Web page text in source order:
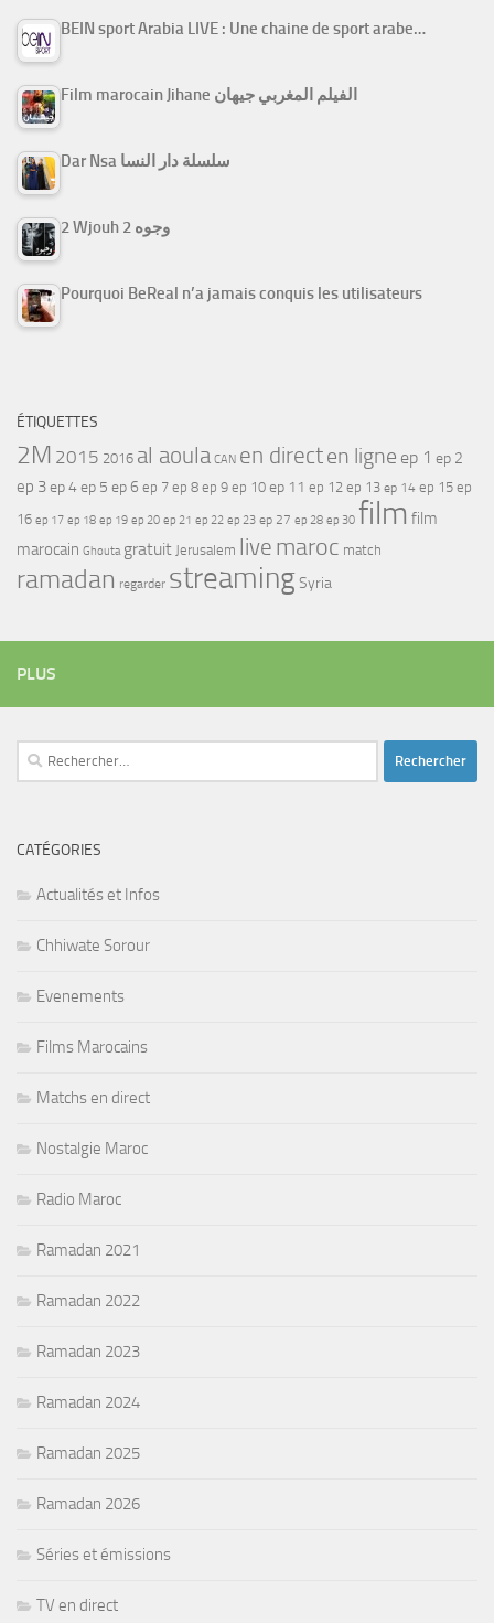
BEIN sport Arabia LIVE : Une chaine de sport arabe…
Film marocain Jihane الفيلم المغربي جيهان
Dar Nsa سلسلة دار النسا
2 Wjouh 2 وجوه
Pourquoi BeReal n’a jamais conquis les utilisateurs
ÉTIQUETTES
2M 2015 2016 al aoula CAN en directen ligne ep 1 ep 2
ep 3ep 4ep 5 ep 6 ep 7 ep 8 ep 9 ep 10 ep 11 ep 12 ep 13 ep 14 ep 15 ep
16 ep 17 ep 18 ep 19 ep 20 ep 21 ep 22 ep 23 ep 27 ep 28 ep 30 film film
marocain Ghouta gratuit Jerusalem live maroc match
ramadan regarder streamingSyria
PLUS
Rechercher :
CATÉGORIES
Actualités et Infos
Chhiwate Sorour
Evenements
Films Marocains
Matchs en direct
Nostalgie Maroc
Radio Maroc
Ramadan 2021
Ramadan 2022
Ramadan 2023
Ramadan 2024
Ramadan 2025
Ramadan 2026
Séries et émissions
TV en direct